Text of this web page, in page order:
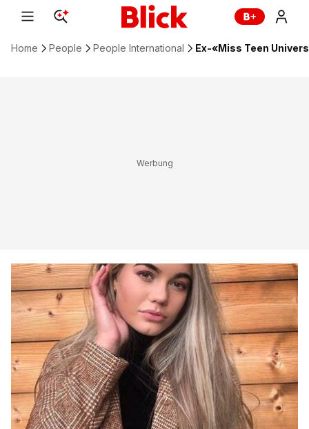
Home People People International Ex-«Miss Teen